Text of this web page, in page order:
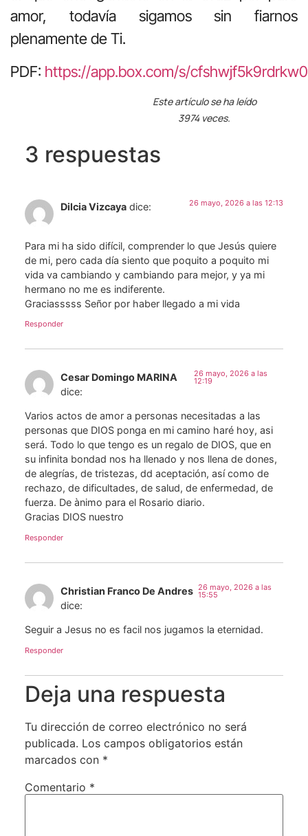
amor, todavía sigamos sin fiarnos
plenamente de Ti.
PDF: https://app.box.com/s/
Este artículo se ha leído
3974 veces.
3 respuestas
Dilcia Vizcaya dice: 26 mayo, 2026 a las 12:13
Para mi ha sido difícil, comprender lo que Jesús quiere
de mi, pero cada día siento que poquito a poquito mi
vida va cambiando y cambiando para mejor, y ya mi
hermano no me es indiferente.
Graciasssss Señor por haber llegado a mi vida
Responder
Cesar Domingo MARINA
dice:
26 mayo, 2026 a las
12:19
Varios actos de amor a personas necesitadas a las
personas que DIOS ponga en mi camino haré hoy, asi
será. Todo lo que tengo es un regalo de DIOS, que en
su infinita bondad nos ha llenado y nos llena de dones,
de alegrías, de tristezas, dd aceptación, así como de
rechazo, de dificultades, de salud, de enfermedad, de
fuerza. De ànimo para el Rosario diario.
Gracias DIOS nuestro
Responder
Christian Franco De Andres
dice:
26 mayo, 2026 a las
15:55
Seguir a Jesus no es facil nos jugamos la eternidad.
Responder
Deja una respuesta
Tu dirección de correo electrónico no será
publicada. Los campos obligatorios están
marcados con *
Comentario *